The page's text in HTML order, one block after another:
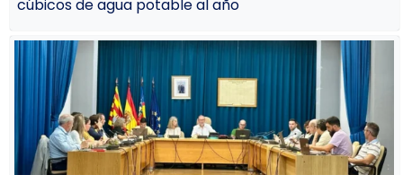
cúbicos de agua potable al año